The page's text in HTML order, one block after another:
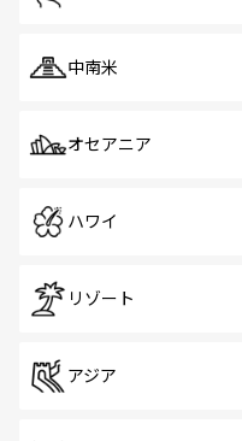
中南米
オセアニア
ハワイ
リゾート
アジア